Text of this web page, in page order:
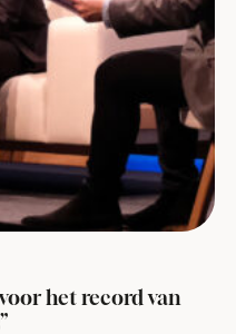
het record van